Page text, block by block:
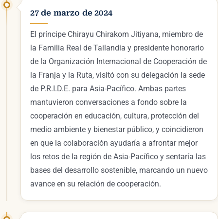
27 de marzo de 2024
El príncipe Chirayu Chirakom Jitiyana, miembro de
la Familia Real de Tailandia y presidente honorario
de la Organización Internacional de Cooperación de
la Franja y la Ruta, visitó con su delegación la sede
de P.R.I.D.E. para Asia-Pacífico. Ambas partes
mantuvieron conversaciones a fondo sobre la
cooperación en educación, cultura, protección del
medio ambiente y bienestar público, y coincidieron
en que la colaboración ayudaría a afrontar mejor
los retos de la región de Asia-Pacífico y sentaría las
bases del desarrollo sostenible, marcando un nuevo
avance en su relación de cooperación.